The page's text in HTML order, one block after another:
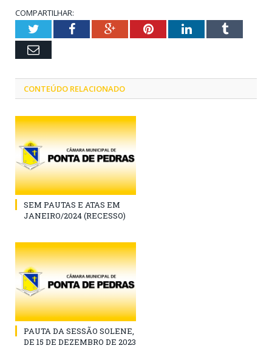
COMPARTILHAR:
TwitterFacebookGoogle+PinterestLinkedInTumblr
Email
CONTEÚDO RELACIONADO
SEM PAUTAS E ATAS EM
JANEIRO/2024 (RECESSO)
PAUTA DA SESSÃO SOLENE,
DE 15 DE DEZEMBRO DE 2023